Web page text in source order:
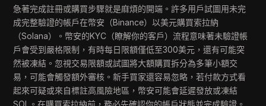
急著完成註冊或購買步驟就是麻煩的開端。許多用戶試圖用未完
成完整驗證的帳戶在幣安（Binance）以美元購買索拉納
（Solana）。幣安的KYC（瞭解你的客戶）流程意味著未驗證帳
戶會受到嚴格限制，有時每日限額僅低至300美元，還有可能突
然被凍結。忽視交易限額或試圖將大額購買拆分為多筆小額交
易，可能會觸發額外審核。新手買家還容易忽略，若付款方式看
起來可疑或來自標註高風險地區，幣安可能會延遲發放或凍結
SOL。在購買索拉納前，務必先確認你的帳戶狀態並完成驗證。